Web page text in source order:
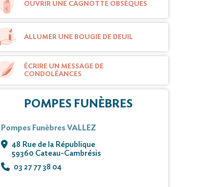
OUVRIR UNE CAGNOTTE OBSÈQUES
ALLUMER UNE BOUGIE DE DEUIL
ÉCRIRE UN MESSAGE DE
CONDOLÉANCES
POMPES FUNÈBRES
Pompes Funèbres VALLEZ
48 Rue de la République
59360 Cateau-Cambrésis
03 27 77 38 04